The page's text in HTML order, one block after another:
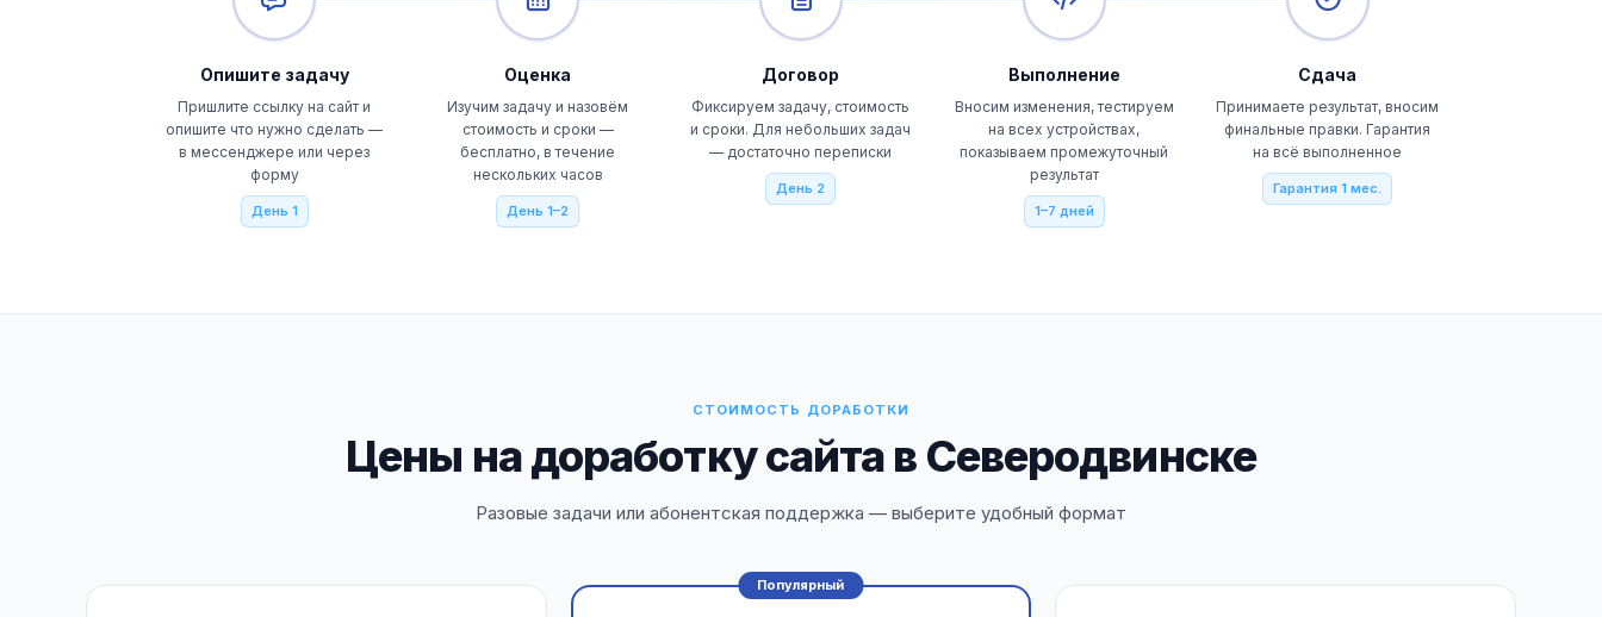
Опишите задачу
Пришлите ссылку на сайт и
опишите что нужно сделать —
в мессенджере или через
форму
День 1
Оценка
Изучим задачу и назовём
стоимость и сроки —
бесплатно, в течение
нескольких часов
День 1–2
Договор
Фиксируем задачу, стоимость
и сроки. Для небольших задач
— достаточно переписки
День 2
Выполнение
Вносим изменения, тестируем
на всех устройствах,
показываем промежуточный
результат
1–7 дней
Сдача
Принимаете результат, вносим
финальные правки. Гарантия
на всё выполненное
Гарантия 1 мес.
СТОИМОСТЬ ДОРАБОТКИ
Цены на доработку сайта в Северодвинске
Разовые задачи или абонентская поддержка — выберите удобный формат
Популярный